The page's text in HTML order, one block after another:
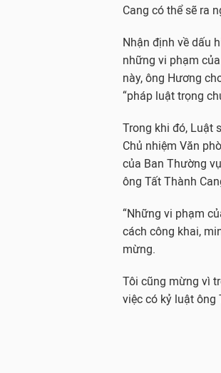
Cang có thể sẽ ra
Nhận định về dấu
những vi phạm
này, ông Hương
“pháp luật trọng
Trong khi đó, Luật
Chủ nhiệm Văn
của Ban Thường
ông Tất Thành
“Những vi phạm
cách công khai,
mừng.
Tôi cũng mừng vì
việc có kỷ luật ông